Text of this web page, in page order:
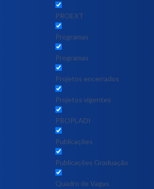
PROEXT
Programas
Programas
Projetos encerrados
Projetos vigentes
PROPLADI
Publicações
Publicações Graduação
Quadro de Vagas